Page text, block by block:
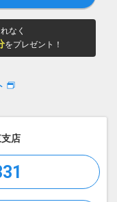
なく
をプレゼント！
店